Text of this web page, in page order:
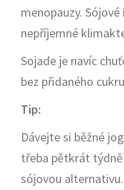
menopauzy.
nepříjemné
Sojade je navíc
bez přidaného
Tip:
Dávejte si běžné
třeba pětkrát
sójovou alternativu.